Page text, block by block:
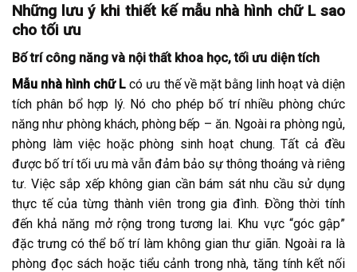
Những lưu ý khi thiết kế mẫu nhà hình chữ L sao
cho tối ưu
Bố trí công năng và nội thất khoa học, tối ưu diện tích
Mẫu nhà hình chữ L có ưu thế về mặt bằng linh hoạt và diện
tích phân bổ hợp lý. Nó cho phép bố trí nhiều phòng chức
năng như phòng khách, phòng bếp – ăn. Ngoài ra phòng ngủ,
phòng làm việc hoặc phòng sinh hoạt chung. Tất cả đều
được bố trí tối ưu mà vẫn đảm bảo sự thông thoáng và riêng
tư. Việc sắp xếp không gian cần bám sát nhu cầu sử dụng
thực tế của từng thành viên trong gia đình. Đồng thời tính
đến khả năng mở rộng trong tương lai. Khu vực “góc gập”
đặc trưng có thể bố trí làm không gian thư giãn. Ngoài ra là
phòng đọc sách hoặc tiểu cảnh trong nhà, tăng tính kết nối